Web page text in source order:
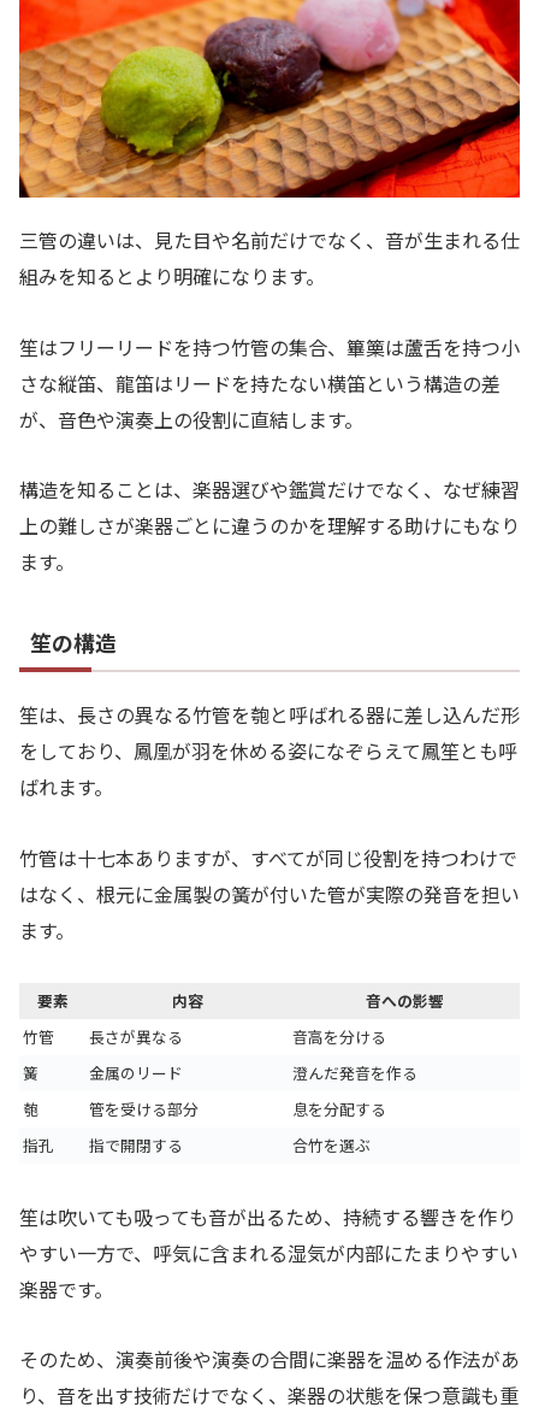
三管の違いは、見た目や名前だけでなく、音が生まれる仕
組みを知るとより明確になります。
笙はフリーリードを持つ竹管の集合、篳篥は蘆舌を持つ小
さな縦笛、龍笛はリードを持たない横笛という構造の差
が、音色や演奏上の役割に直結します。
構造を知ることは、楽器選びや鑑賞だけでなく、なぜ練習
上の難しさが楽器ごとに違うのかを理解する助けにもなり
ます。
笙の構造
笙は、長さの異なる竹管を匏と呼ばれる器に差し込んだ形
をしており、鳳凰が羽を休める姿になぞらえて鳳笙とも呼
ばれます。
竹管は十七本ありますが、すべてが同じ役割を持つわけで
はなく、根元に金属製の簧が付いた管が実際の発音を担い
ます。
要素 内容
音への影響
竹管
長さが異なる
音高を分ける
簧
金属のリード
澄んだ発音を作る
匏
管を受ける部分
息を分配する
指孔
指で開閉する 合竹を選ぶ
笙は吹いても吸っても音が出るため、持続する響きを作り
やすい一方で、呼気に含まれる湿気が内部にたまりやすい
楽器です。
そのため、演奏前後や演奏の合間に楽器を温める作法があ
り、音を出す技術だけでなく、楽器の状態を保つ意識も重